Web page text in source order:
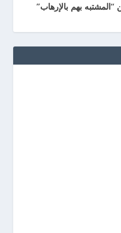
“المشتبه بهم بالإرهاب”